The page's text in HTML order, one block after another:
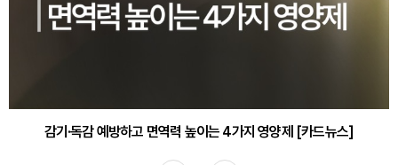
바쁜 아침, 공복에 먹기 좋은 과일 4가지 [카드뉴스]
감기·독감 예방하고 면역력 높이는 4가지 영양제 [카드뉴스]